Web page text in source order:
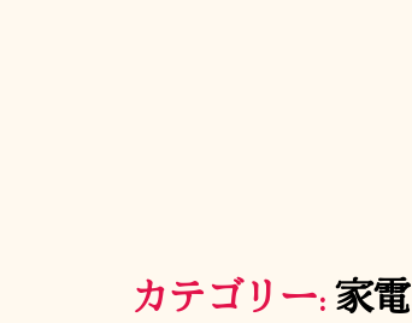
カテゴリー: 家電